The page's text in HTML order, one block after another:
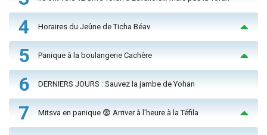
4 Horaires du Jeûne de Ticha Béav
5 Panique à la boulangerie Cachère
6 DERNIERS JOURS : Sauvez la jambe de Yohan
7 Mitsva en panique 😨 Arriver à l'heure à la Téfila